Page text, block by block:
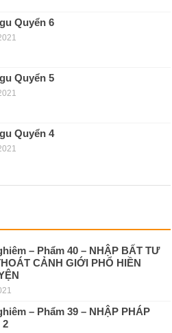
Quyển 6
Quyển 5
Quyển 4
– Phẩm 40 – NHẬP BẤT TƯ
CẢNH GIỚI PHỔ HIỀN
– Phẩm 39 – NHẬP PHÁP
2